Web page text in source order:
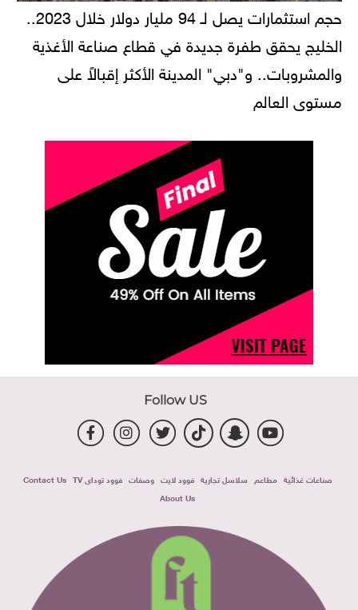
حجم استثمارات يصل لـ 94 مليار دولار خلال 2023..
الخليج يحقق طفرة جديدة في قطاع صناعة الأغذية
والمشروبات.. و"دبي" المدينة الأكثر إقبالاً على
مستوى العالم
Follow US
صناعات غذائية مطاعم سلاسل تجارية فوود لايت وصفات فوود توداى TV
Contact Us
About Us